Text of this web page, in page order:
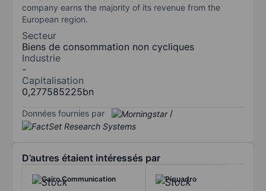
company earns the majority of its revenue from the
European region.
Secteur
Biens de consommation non cycliques
Industrie
-
Capitalisation
0,277585225bn
Données fournies par /
D’autres étaient intéressés par
Cairo Communication Piquadro